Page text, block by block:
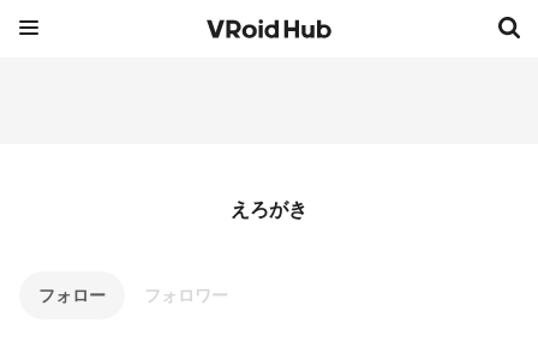
えろがき
フォロー フォロワー